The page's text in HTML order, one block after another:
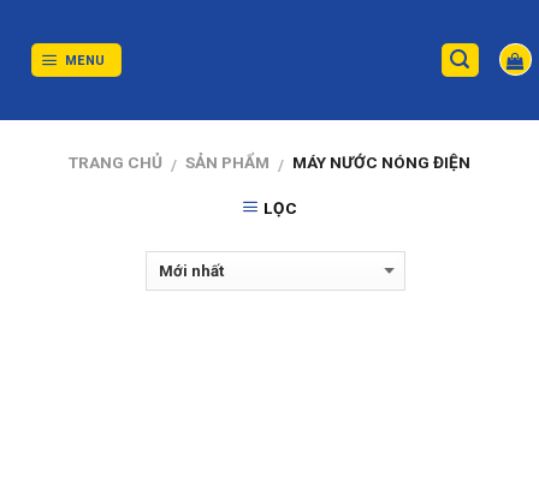
content
MENU
TRANG CHỦ / SẢN PHẨM / MÁY NƯỚC NÓNG ĐIỆN
LỌC